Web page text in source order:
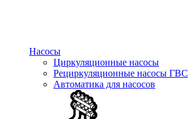
Насосы
Циркуляционные насосы
Рециркуляционные насосы ГВС
Автоматика для насосов